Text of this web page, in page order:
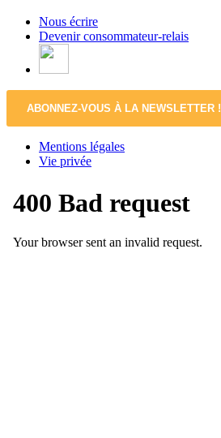
Nous écrire
Devenir consommateur-relais
ABONNEZ-VOUS À LA NEWSLETTER !
Mentions légales
Vie privée